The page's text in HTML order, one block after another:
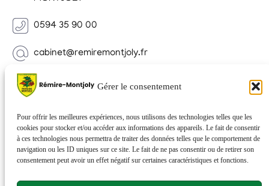
Gérer le consentement
Pour offrir les meilleures expériences, nous utilisons des technologies telles que les
cookies pour stocker et/ou accéder aux informations des appareils. Le fait de consentir
à ces technologies nous permettra de traiter des données telles que le comportement de
navigation ou les ID uniques sur ce site. Le fait de ne pas consentir ou de retirer son
consentement peut avoir un effet négatif sur certaines caractéristiques et fonctions.
0594 35 90 00
cabinet@remiremontjoly.fr
Newsletter
nouvelles de votre commune.